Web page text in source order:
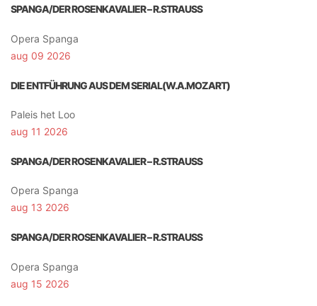
SPANGA/DER ROSENKAVALIER – R.STRAUSS
Opera Spanga
aug 09 2026
DIE ENTFÜHRUNG AUS DEM SERIAL(W.A.MOZART)
Paleis het Loo
aug 11 2026
SPANGA/DER ROSENKAVALIER – R.STRAUSS
Opera Spanga
aug 13 2026
SPANGA/DER ROSENKAVALIER – R.STRAUSS
Opera Spanga
aug 15 2026